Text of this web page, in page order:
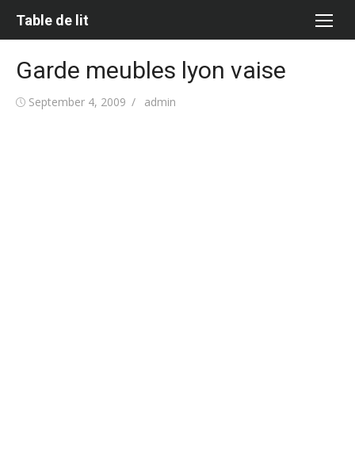
Table de lit
Garde meubles lyon vaise
Posted
September 4, 2009 Author
admin